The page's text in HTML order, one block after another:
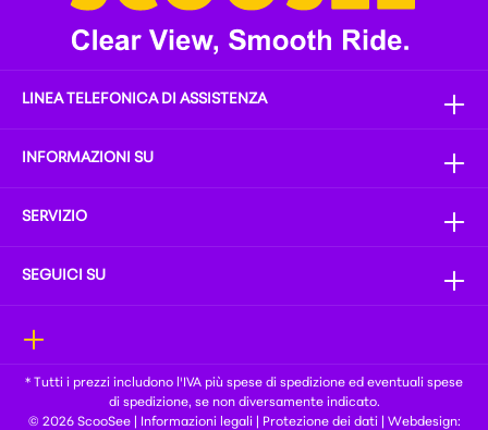
SEGUICI SU
LINEA TELEFONICA DI ASSISTENZA
INFORMAZIONI SU
SERVIZIO
© 2026 ScooSee | Informazioni legali Protezione dei dati | Webdesign:
* Tutti i prezzi includono l'IVA più spese di spedizione ed eventuali spese
di spedizione, se non diversamente indicato.